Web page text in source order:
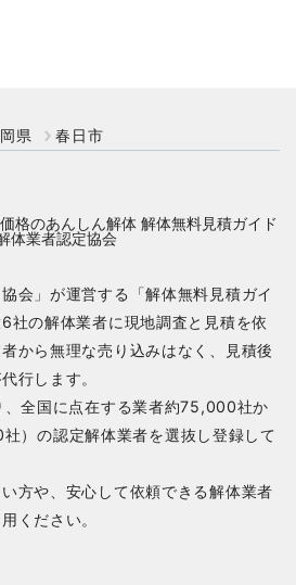
県 春日市
会」が運営する「解体無料見積ガイ
社の解体業者に現地調査と見積を依
から無理な売り込みはなく、見積後
行します。
、全国に点在する業者約75,000社か
）の認定解体業者を選抜し登録して
方や、安心して依頼できる解体業者
ください。